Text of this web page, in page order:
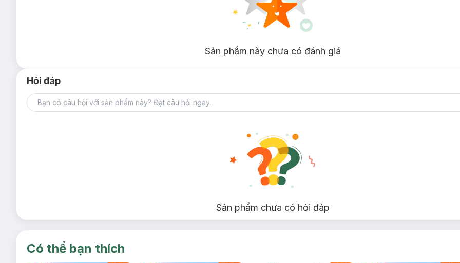
Sản phẩm này chưa có đánh giá
Hỏi đáp
Sản phẩm chưa có hỏi đáp
Có thể bạn thích